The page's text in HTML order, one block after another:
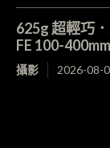
625g 超輕巧
FE 100-
攝影 2026-08-